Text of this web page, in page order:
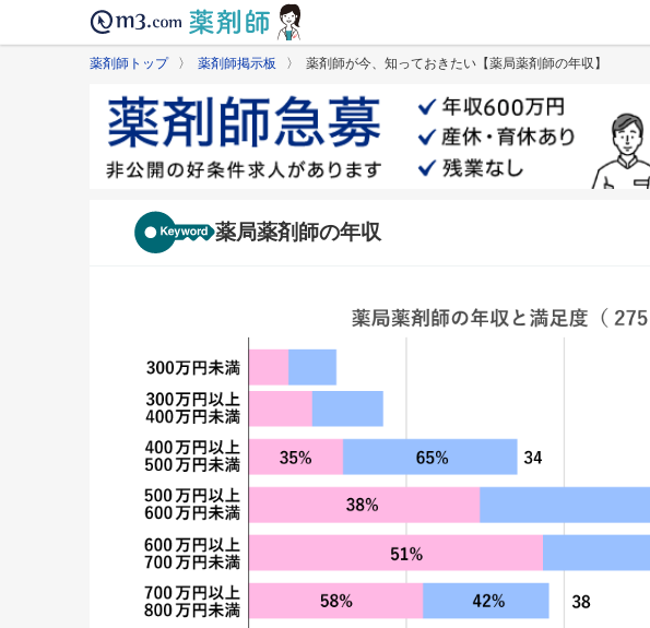
薬剤師トップ〉 薬剤師掲示板 〉 薬剤師が今、知っておきたい【薬局薬剤師の年収】
薬局薬剤師の年収